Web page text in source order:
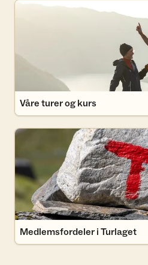
Våre turer og kurs
Våre turer og kurs
Medlemsfordeler i Turlaget
Medlemsfordeler i Turlaget